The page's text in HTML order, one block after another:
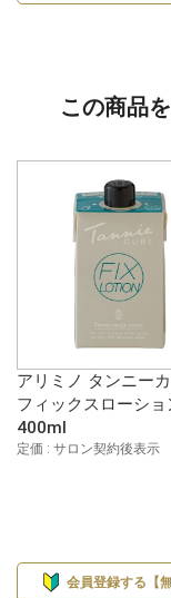
この商品
アリミノ タンニー
フィックスローショ
400ml
定価 : サロン契約後表示
会員登録する【無